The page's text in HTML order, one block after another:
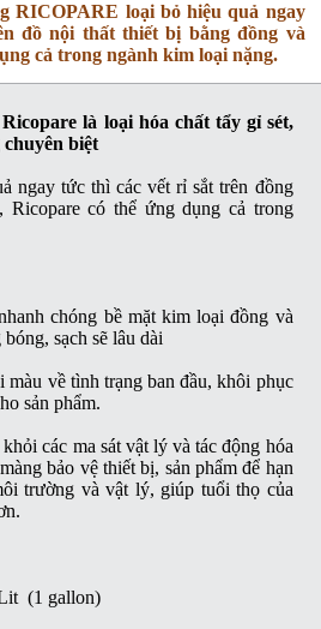
RICOPARE loại bỏ hiệu quả ngay
đồ nội thất thiết bị bằng đồng và
cả trong ngành kim loại nặng.
là loại hóa chất tẩy gỉ sét,
chuyên biệt
ngay tức thì các vết rỉ sắt trên đồng
Ricopare có thể ứng dụng cả trong
chóng bề mặt kim loại đồng và
sạch sẽ lâu dài
về tình trạng ban đầu, khôi phục
sản phẩm.
các ma sát vật lý và tác động hóa
bảo vệ thiết bị, sản phẩm để hạn
trường và vật lý, giúp tuổi thọ của
(1 gallon)